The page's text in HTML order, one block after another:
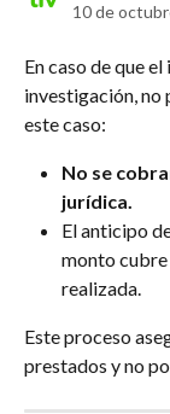
10 de
En caso de que
investigación, no
este caso:
No se
jurídica.
El anticipo
monto
realizada.
Este proceso
prestados y no